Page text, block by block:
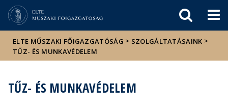
sajtóban
ELTE MŰSZAKI FŐIGAZGATÓSÁG > SZOLGÁLTATÁSAINK >
TŰZ- ÉS MUNKAVÉDELEM
TŰZ- ÉS MUNKAVÉDELEM